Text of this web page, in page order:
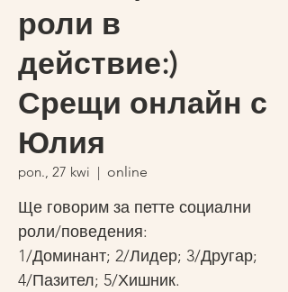
роли в
действие:)
Срещи онлайн с
Юлия
pon., 27 kwi
  |
online
Ще говорим за петте социални
роли/поведения:
1/Доминант; 2/Лидер; 3/Другар;
4/Пазител; 5/Хишник.